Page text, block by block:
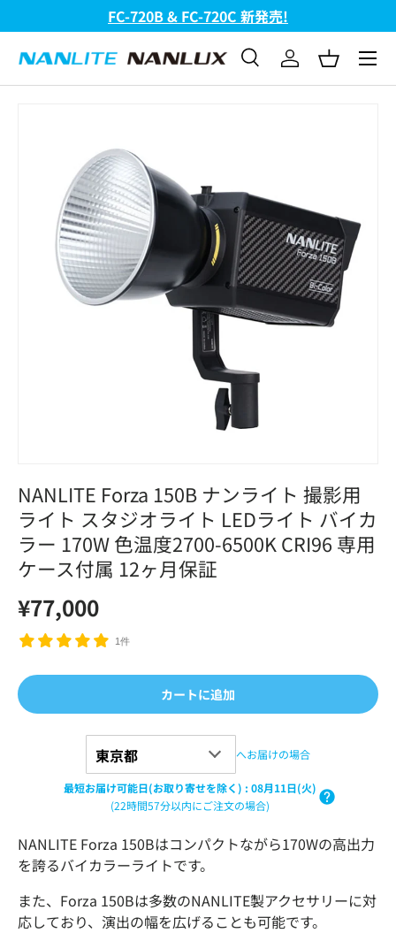
コンテンツへスキップ
FC-720B & FC-720C 新発売!
検索
検索 ログインバスケッ
メニ
NANLITE Forza 150B ナンライト 撮影用
ライト スタジオライト LEDライト バイカ
ラー 170W 色温度2700-6500K CRI96 専用
ケース付属 12ヶ月保証
¥77,000
1件
カートに追加
へお届けの場合
最短お届け可能日(お取り寄せを除く) : 08月11日(火)
(22時間57分以内にご注文の場合)
NANLITE Forza 150Bはコンパクトながら170Wの高出力
を誇るバイカラーライトです。
また、Forza 150Bは多数のNANLITE製アクセサリーに対
応しており、演出の幅を広げることも可能です。